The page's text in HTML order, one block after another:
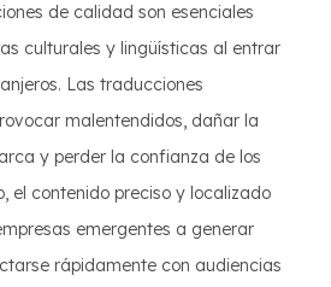
de calidad son esenciales
culturales y lingüísticas al entrar
Las traducciones
malentendidos, dañar la
y perder la confianza de los
el contenido preciso y localizado
emergentes a generar
rápidamente con audiencias